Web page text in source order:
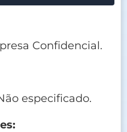
Confidencial.
especificado.